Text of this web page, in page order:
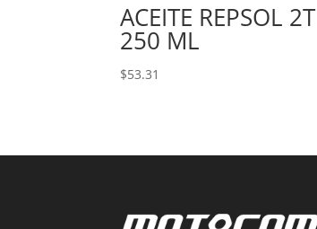
ACEITE REPSOL 2T
250 ML
$53.31